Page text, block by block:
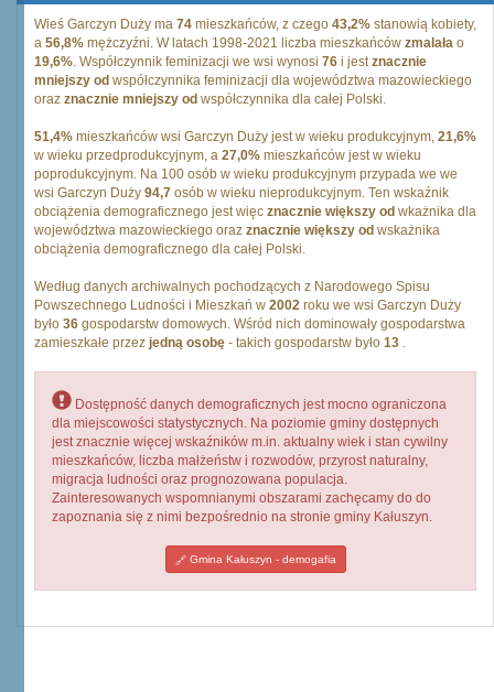
Wieś Garczyn Duży ma 74 mieszkańców, z czego 43,2% stanowią kobiety,
a 56,8% mężczyźni. W latach 1998-2021 liczba mieszkańców zmalała o
19,6%. Współczynnik feminizacji we wsi wynosi 76 i jestznacznie
mniejszy od współczynnika feminizacji dla województwa mazowieckiego
oraz znacznie mniejszy od współczynnika dla całej Polski.
51,4% mieszkańców wsi Garczyn Duży jest w wieku produkcyjnym, 21,6%
w wieku przedprodukcyjnym, a 27,0% mieszkańców jest w wieku
poprodukcyjnym. Na 100 osób w wieku produkcyjnym przypada we we
wsi Garczyn Duży 94,7 osób w wieku nieprodukcyjnym. Ten wskaźnik
obciążenia demograficznego jest więc znacznie większy od wkażnika dla
województwa mazowieckiego oraz znacznie większy od wskażnika
obciążenia demograficznego dla całej Polski.
Według danych archiwalnych pochodzących z Narodowego Spisu
Powszechnego Ludności i Mieszkań w 2002 roku we wsi Garczyn Duży
było 36 gospodarstw domowych. Wśród nich dominowały gospodarstwa
zamieszkałe przez jedną osobę - takich gospodarstw było 13 .
Dostępność danych demograficznych jest mocno ograniczona
dla miejscowości statystycznych. Na poziomie gminy dostępnych
jest znacznie więcej wskaźników m.in. aktualny wiek i stan cywilny
mieszkańców, liczba małżeństw i rozwodów, przyrost naturalny,
migracja ludności oraz prognozowana populacja.
Zainteresowanych wspomnianymi obszarami zachęcamy do do
zapoznania się z nimi bezpośrednio na stronie gminy Kałuszyn.
Gmina Kałuszyn - demogafia